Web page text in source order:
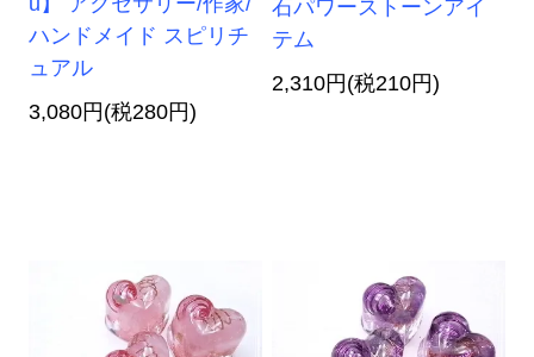
ハンドメイド スピリチ
ュアル
3,080円(税280円)
石パワーストーンアイ
テム
2,310円(税210円)